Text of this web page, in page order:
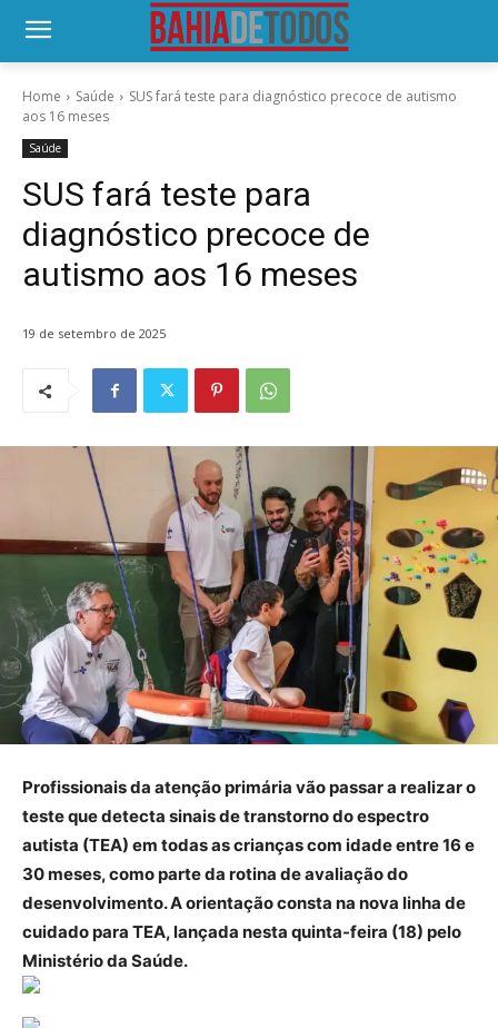
Home Saúde
SUS fará teste para diagnóstico precoce de autismo
aos 16 meses
Saúde
SUS fará teste para
diagnóstico precoce de
autismo aos 16 meses
19 de setembro de 2025
Profissionais da atenção primária vão passar a realizar o
teste que detecta sinais de transtorno do espectro
autista (TEA) em todas as crianças com idade entre 16 e
30 meses, como parte da rotina de avaliação do
desenvolvimento. A orientação consta na nova linha de
cuidado para TEA, lançada nesta quinta-feira (18) pelo
Ministério da Saúde.